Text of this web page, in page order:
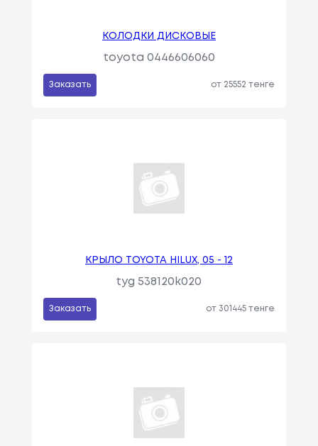
КОЛОДКИ ДИСКОВЫЕ
toyota 0446606060
Заказать от 25552 тенге
КРЫЛО TOYOTA HILUX, 05 - 12
tyg 538120k020
Заказать от 301445 тенге